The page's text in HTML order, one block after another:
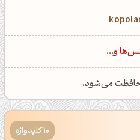
و...
می‌شود.
10 کلیدواژه